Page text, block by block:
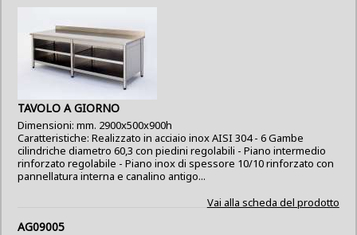
TAVOLO A GIORNO
Dimensioni: mm. 2900x500x900h
Caratteristiche: Realizzato in acciaio inox AISI 304 - 6 Gambe
cilindriche diametro 60,3 con piedini regolabili - Piano intermedio
rinforzato regolabile - Piano inox di spessore 10/10 rinforzato con
pannellatura interna e canalino antigo...
Vai alla scheda del prodotto
AG09005